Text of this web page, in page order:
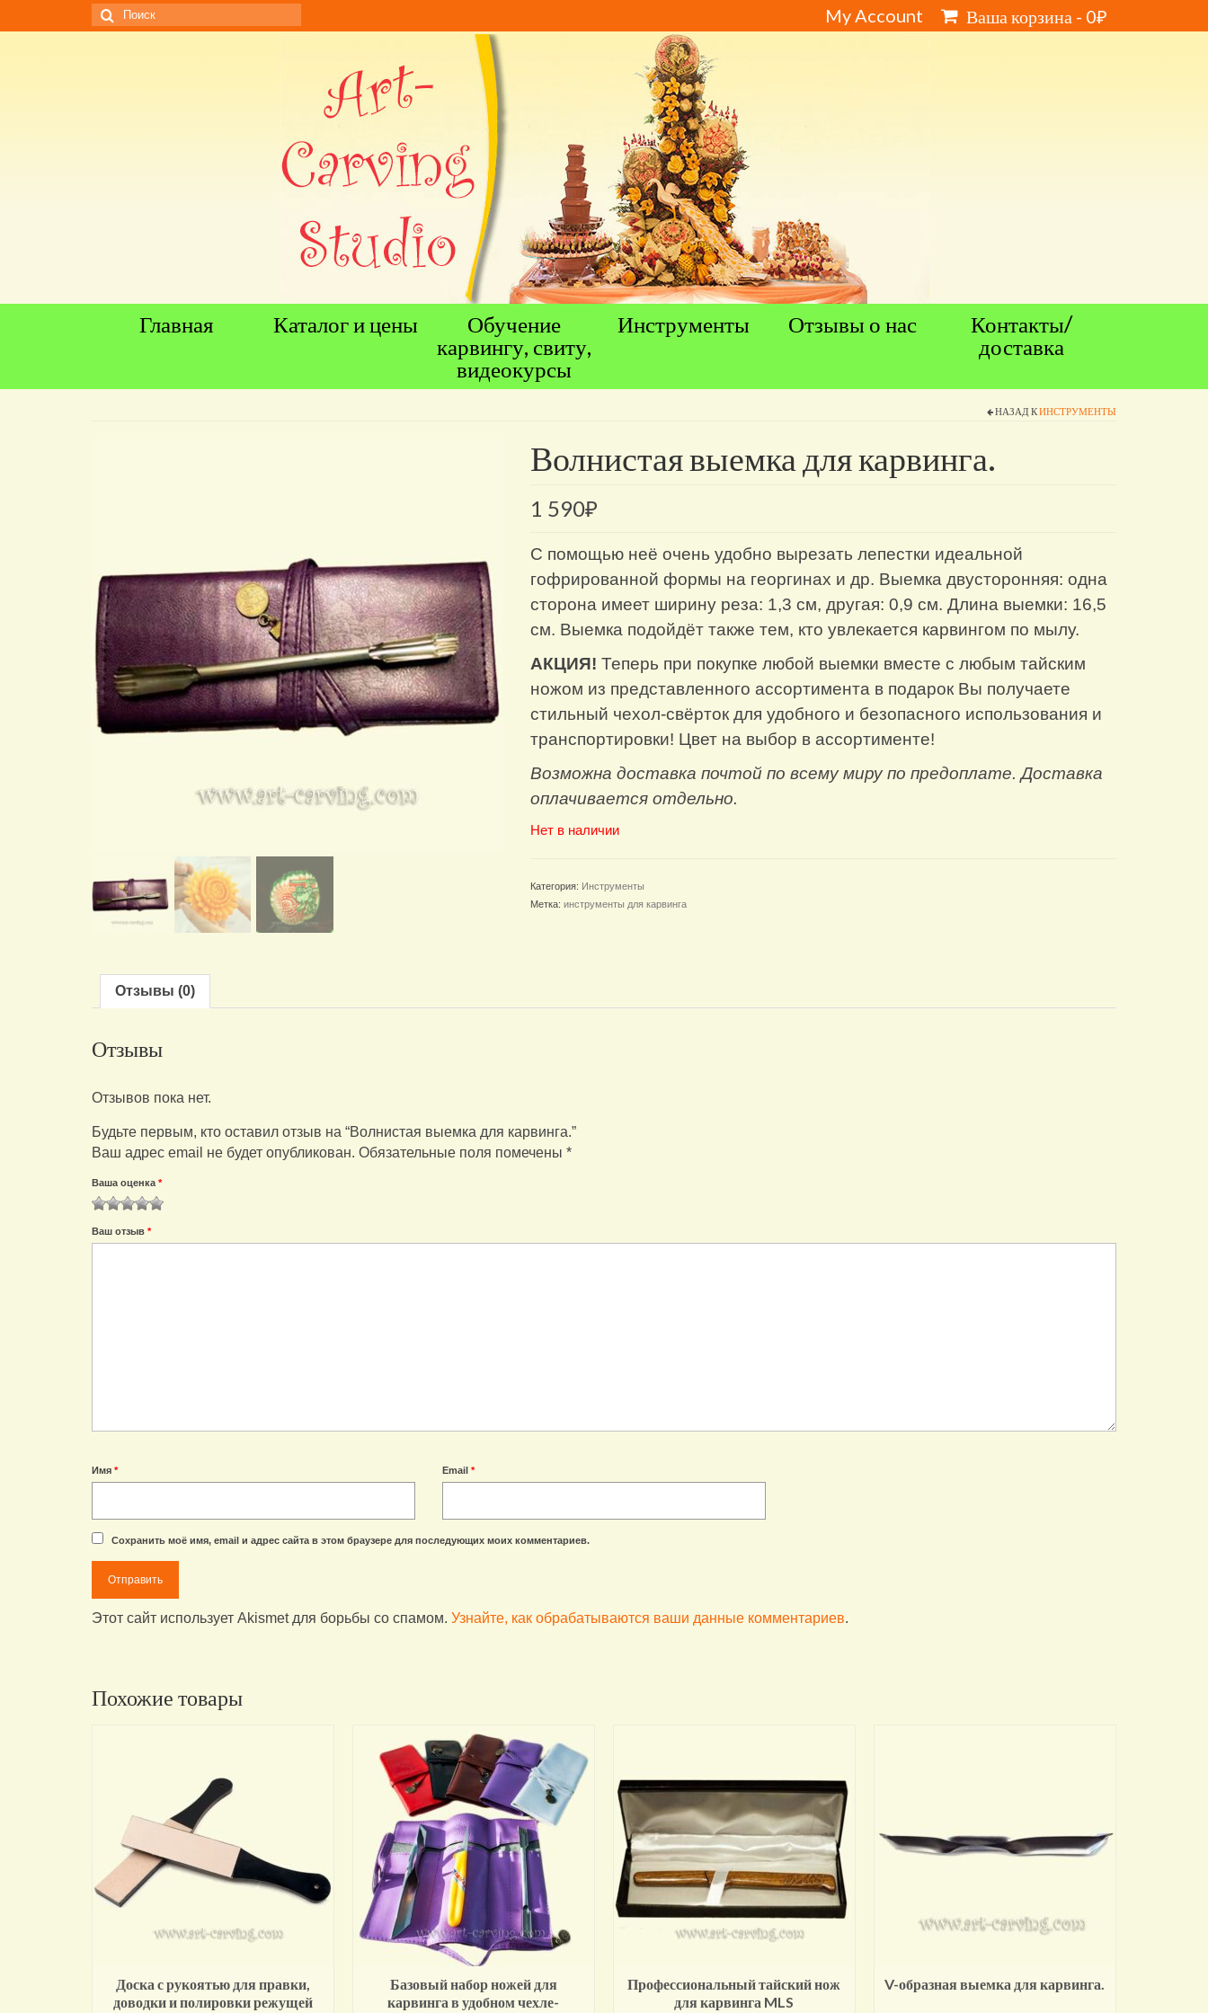
My Account Ваша корзина - 0₽
Искать:
Главная Каталог и цены
Обучение
карвингу, свиту,
видеокурсы
Инструменты Отзывы о нас
Контакты/
доставка
НАЗАД КИНСТРУМЕНТЫ
Волнистая выемка для карвинга.
1 590₽
С помощью неё очень удобно вырезать лепестки идеальной
гофрированной формы на георгинах и др. Выемка двусторонняя: одна
сторона имеет ширину реза: 1,3 см, другая: 0,9 см. Длина выемки: 16,5
см. Выемка подойдёт также тем, кто увлекается карвингом по мылу.
АКЦИЯ! Теперь при покупке любой выемки вместе с любым тайским
ножом из представленного ассортимента в подарок Вы получаете
стильный чехол-свёрток для удобного и безопасного использования и
транспортировки! Цвет на выбор в ассортименте!
Возможна доставка почтой по всему миру по предоплате. Доставка
оплачивается отдельно.
Нет в наличии
Категория: Инструменты
Метка: инструменты для карвинга
Отзывы (0)
Отзывы
Отзывов пока нет.
Будьте первым, кто оставил отзыв на “Волнистая выемка для карвинга.”
Ваш адрес email не будет опубликован. Обязательные поля помечены *
Ваша оценка *
Ваш отзыв *
Имя * Email *
Сохранить моё имя, email и адрес сайта в этом браузере для последующих моих комментариев.
Этот сайт использует Akismet для борьбы со спамом. Узнайте, как обрабатываются ваши данные комментариев.
Похожие товары
Доска с рукоятью для правки,
доводки и полировки режущей
Базовый набор ножей для
карвинга в удобном чехле-
Профессиональный тайский нож
для карвинга MLS
V-образная выемка для карвинга.